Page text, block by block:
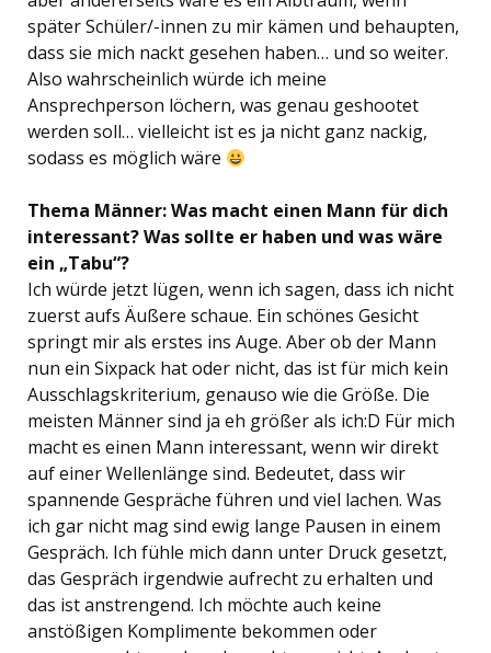
später Schüler/-innen zu mir kämen und behaupten,
dass sie mich nackt gesehen haben… und so weiter.
Also wahrscheinlich würde ich meine
Ansprechperson löchern, was genau geshootet
werden soll… vielleicht ist es ja nicht ganz nackig,
sodass es möglich wäre
Thema Männer: Was macht einen Mann für dich
interessant? Was sollte er haben und was wäre
ein „Tabu“?
Ich würde jetzt lügen, wenn ich sagen, dass ich nicht
zuerst aufs Äußere schaue. Ein schönes Gesicht
springt mir als erstes ins Auge. Aber ob der Mann
nun ein Sixpack hat oder nicht, das ist für mich kein
Ausschlagskriterium, genauso wie die Größe. Die
meisten Männer sind ja eh größer als ich:D Für mich
macht es einen Mann interessant, wenn wir direkt
auf einer Wellenlänge sind. Bedeutet, dass wir
spannende Gespräche führen und viel lachen. Was
ich gar nicht mag sind ewig lange Pausen in einem
Gespräch. Ich fühle mich dann unter Druck gesetzt,
das Gespräch irgendwie aufrecht zu erhalten und
das ist anstrengend. Ich möchte auch keine
anstößigen Komplimente bekommen oder